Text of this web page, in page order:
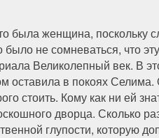
была женщина, поскольку
не сомневаться, что
Великолепный век. В
оставила в покоях
стоить. Кому как ни ей
дворца. Сколько
глупости, которую